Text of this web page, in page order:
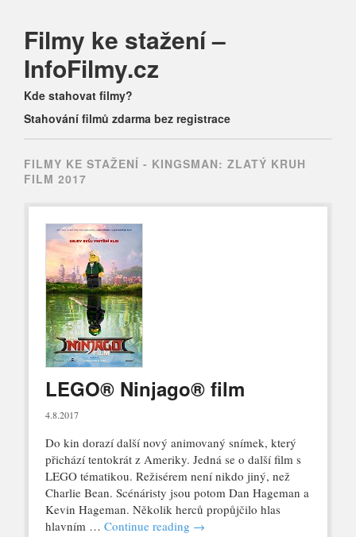
Filmy ke stažení –
InfoFilmy.cz
Main menu
Skip
to
content
Kde stahovat filmy?
Stahování filmů zdarma bez registrace
FILMY KE STAŽENÍ - KINGSMAN: ZLATÝ KRUH
FILM 2017
LEGO® Ninjago® film
4.8.2017
Do kin dorazí další nový animovaný snímek, který
přichází tentokrát z Ameriky. Jedná se o další film s
LEGO tématikou. Režisérem není nikdo jiný, než
Charlie Bean. Scénáristy jsou potom Dan Hageman a
Kevin Hageman. Několik herců propůjčilo hlas
hlavním … Continue reading →